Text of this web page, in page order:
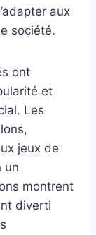
aux
société.
ont
et
Les
jeux de
un
montrent
diverti